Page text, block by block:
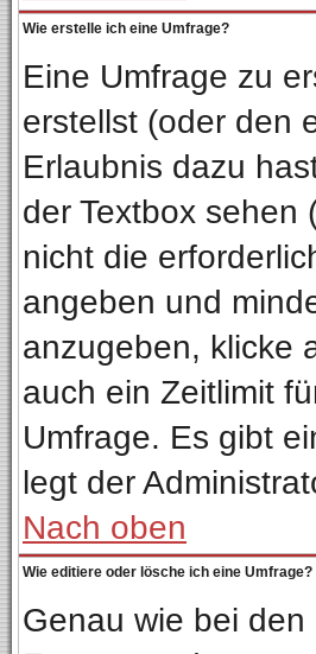
Wie erstelle ich eine Umfrage?
Eine Umfrage zu
erstellst (oder den
Erlaubnis dazu
der Textbox sehen
nicht die
angeben und
anzugeben, klicke
auch ein Zeitlimit
Umfrage. Es gibt
legt der
Nach oben
Wie editiere oder lösche ich eine Umfrage?
Genau wie bei